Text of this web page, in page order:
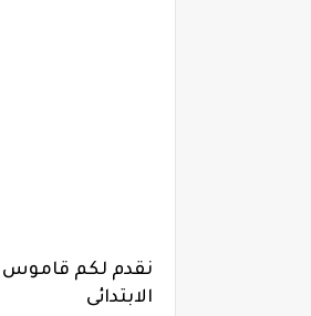
نقدم لكم قاموس
الابتدائى